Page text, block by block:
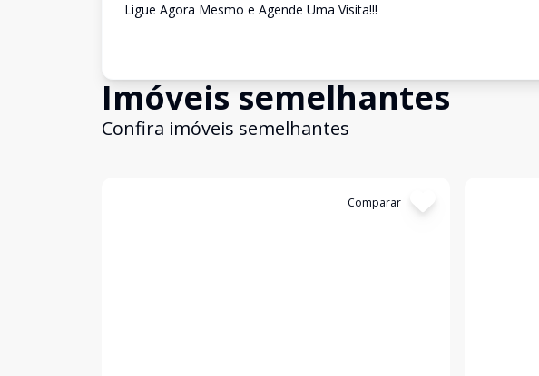
Ligue Agora Mesmo e Agende Uma Visita!!!
Imóveis semelhantes
Confira imóveis semelhantes
Comparar